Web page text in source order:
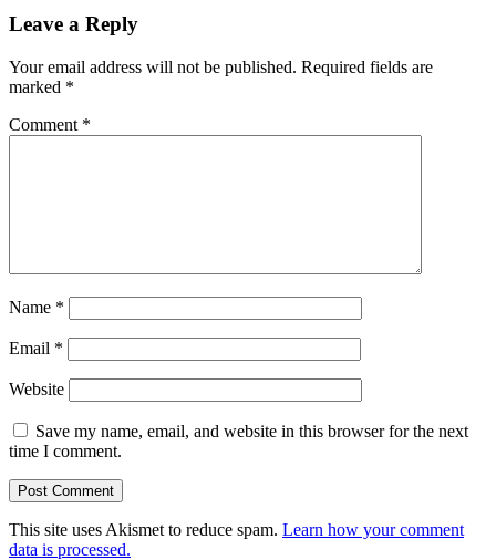
Leave a Reply
Your email address will not be published. Required fields are
marked *
Comment *
Name *
Email *
Website
Save my name, email, and website in this browser for the next
time I comment.
This site uses Akismet to reduce spam. Learn how your comment
data is processed.